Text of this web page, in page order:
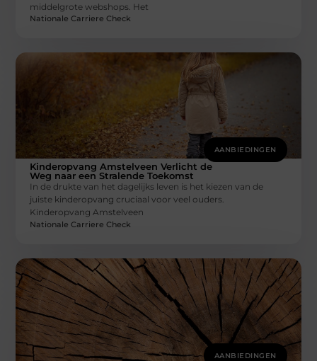
middelgrote webshops. Het
Nationale Carriere Check
AANBIEDINGEN
Kinderopvang Amstelveen Verlicht de
Weg naar een Stralende Toekomst
In de drukte van het dagelijks leven is het kiezen van de
juiste kinderopvang cruciaal voor veel ouders.
Kinderopvang Amstelveen
Nationale Carriere Check
AANBIEDINGEN